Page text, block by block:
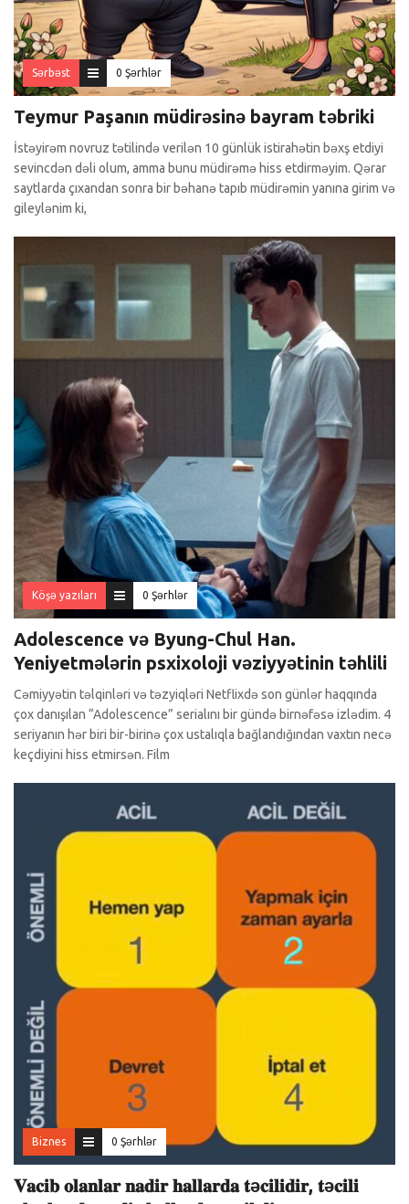
Sərbəst 0 Şərhlər
Teymur Paşanın müdirəsinə bayram təbriki
İstəyirəm novruz tətilində verilən 10 günlük istirahətin bəxş etdiyi
sevincdən dəli olum, amma bunu müdirəmə hiss etdirməyim. Qərar
saytlarda çıxandan sonra bir bəhanə tapıb müdirəmin yanına girim və
gileylənim ki,
Köşə yazıları 0 Şərhlər
Adolescence və Byung-Chul Han.
Yeniyetmələrin psxixoloji vəziyyətinin təhlili
Cəmiyyətin təlqinləri və təzyiqləri Netflixdə son günlər haqqında
çox danışılan “Adolescence” serialını bir gündə birnəfəsə izlədim. 4
seriyanın hər biri bir-birinə çox ustalıqla bağlandığından vaxtın necə
keçdiyini hiss etmirsən. Film
Biznes 0 Şərhlər
𝐕𝐚𝐜𝐢𝐛 𝐨𝐥𝐚𝐧𝐥𝐚𝐫 𝐧𝐚𝐝𝐢𝐫 𝐡𝐚𝐥𝐥𝐚𝐫𝐝𝐚 𝐭ə𝐜𝐢𝐥𝐢𝐝𝐢𝐫, 𝐭ə𝐜𝐢𝐥𝐢